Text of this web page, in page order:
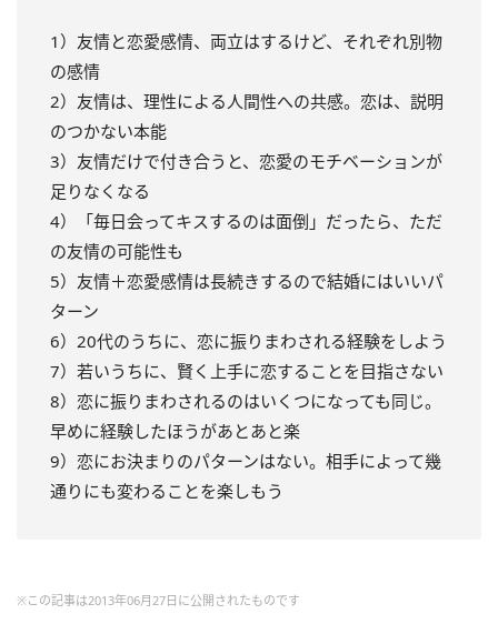
1）友情と恋愛感情、両立はするけど、それぞれ別物
の感情
2）友情は、理性による人間性への共感。恋は、説明
のつかない本能
3）友情だけで付き合うと、恋愛のモチベーションが
足りなくなる
4）「毎日会ってキスするのは面倒」だったら、ただ
の友情の可能性も
5）友情＋恋愛感情は長続きするので結婚にはいいパ
ターン
6）20代のうちに、恋に振りまわされる経験をしよう
7）若いうちに、賢く上手に恋することを目指さない
8）恋に振りまわされるのはいくつになっても同じ。
早めに経験したほうがあとあと楽
9）恋にお決まりのパターンはない。相手によって幾
通りにも変わることを楽しもう
※この記事は2013年06月27日に公開されたものです